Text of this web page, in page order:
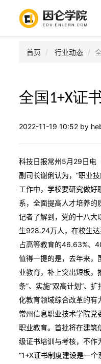
首页 行业动态
全国1+X证
2022-11-19 10:52 by
科技日报常州5月29日电
副司长谢俐认为，“职业
工作中，学校要研究做
系，全面提高人才培养的
记者了解到，党的十八大
生928.24万人，在校生
占高等教育的46.63%、
值得一提的是，去年来，
业教育，补上突出短板，
条”、实施“双高计划”、
化教育领域综合改革的有
常州信息职业技术学院
职业教育。首批将在建筑
级证书培训与考核，不作
“1+X证书制度建设是一